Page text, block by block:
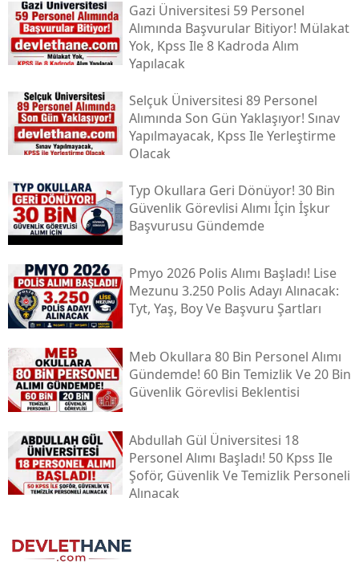
Gazi Üniversitesi 59 Personel
Alımında Başvurular Bitiyor! Mülakat
Yok, Kpss Ile 8 Kadroda Alım
Yapılacak
Selçuk Üniversitesi 89 Personel
Alımında Son Gün Yaklaşıyor! Sınav
Yapılmayacak, Kpss Ile Yerleştirme
Olacak
Typ Okullara Geri Dönüyor! 30 Bin
Güvenlik Görevlisi Alımı İçin İşkur
Başvurusu Gündemde
Pmyo 2026 Polis Alımı Başladı! Lise
Mezunu 3.250 Polis Adayı Alınacak:
Tyt, Yaş, Boy Ve Başvuru Şartları
Meb Okullara 80 Bin Personel Alımı
Gündemde! 60 Bin Temizlik Ve 20 Bin
Güvenlik Görevlisi Beklentisi
Abdullah Gül Üniversitesi 18
Personel Alımı Başladı! 50 Kpss Ile
Şoför, Güvenlik Ve Temizlik Personeli
Alınacak